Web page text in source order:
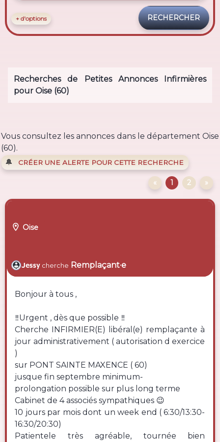
+ d'options
Recherches de Petites Annonces Infirmières
pour Oise (60)
Vous consultez les annonces dans le département Oise
(60).
🔔 CRÉER UNE ALERTE POUR CETTE RECHERCHE
« 1 2 »
 Oise
Jessy cherche Remplaçant·e
Bonjour à tous ,
‼️Urgent , dès que possible ‼️
Cherche INFIRMIER(E) libéral(e) remplaçante à
jour administrativement ( autorisation d exercice
)
sur PONT SAINTE MAXENCE ( 60)
jusque fin septembre minimum-
prolongation possible sur plus long terme
Cabinet de 4 associés sympathiques 😉
10 jours par mois dont un week end ( 6:30/13:30-
16:30/20:30)
Patientele très agréable, tournée bien